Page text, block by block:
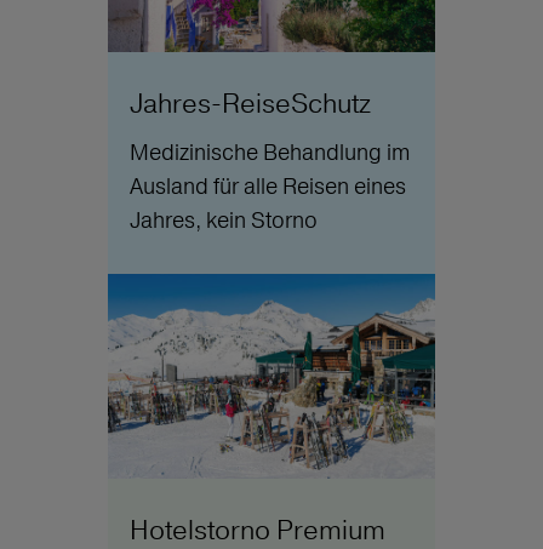
Jahres-ReiseSchutz
Medizinische Behandlung im
Ausland für alle Reisen eines
Jahres, kein Storno
Hotelstorno Premium